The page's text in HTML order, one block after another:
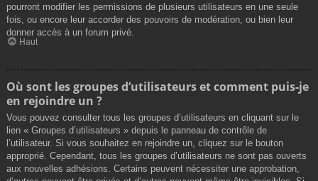
pourront modifier les permissions de plusieurs utilisateurs en une seule
fois, ou encore leur accorder des pouvoirs de modération, ou bien leur
donner accès à un forum privé.
Haut
Où sont les groupes d’utilisateurs et comment puis-je
en rejoindre un ?
Vous pouvez consulter tous les groupes d’utilisateurs en cliquant sur le
lien « Groupes d’utilisateurs » depuis le panneau de contrôle de
l’utilisateur. Si vous souhaitez en rejoindre un, cliquez sur le bouton
approprié. Cependant, tous les groupes d’utilisateurs ne sont pas ouverts
aux nouvelles adhésions. Certains peuvent nécessiter une approbation,